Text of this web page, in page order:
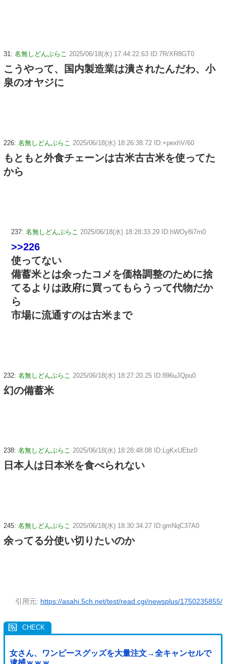
31: 名無しどんぶらこ 2025/06/18(水) 17:44:22.63 ID:7R/XR8GT0
こうやって、国内製造業は潰されたんだわ、小
泉のオヤジに
226: 名無しどんぶらこ 2025/06/18(水) 18:26:38.72 ID:+pexhV/60
もともと外食チェーンは古米古古米を使ってた
から
237: 名無しどんぶらこ 2025/06/18(水) 18:28:33.29 ID:hWOy8i7m0
>>226
使ってない
備蓄米とは余ったコメを価格調整のために捨
てるよりは政府に買ってもらうって代物だか
ら
市場に流通すのは古米まで
232: 名無しどんぶらこ 2025/06/18(水) 18:27:20.25 ID:896uJQpu0
幻の備蓄米
238: 名無しどんぶらこ 2025/06/18(水) 18:28:48.08 ID:LgKxUEbz0
日本人は日本米を食べられない
245: 名無しどんぶらこ 2025/06/18(水) 18:30:34.27 ID:gmNqC37A0
余ってる分使い切りたいのか
引用元: https://asahi.5ch.net/test/read.cgi/newsplus/1750235855/
女さん、ワンピースグッズを大量注文→全キャンセルで